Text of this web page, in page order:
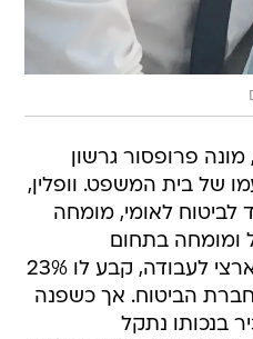
פרופסור גרשון
של בית המשפט. וופלין,
לאומי, מומחה
בתחום
האורתופדיה בבית הדין הארצי לעבודה, קבע לו 23%
מחברת הביטוח. אך כשפנה
בנכותו נתקל